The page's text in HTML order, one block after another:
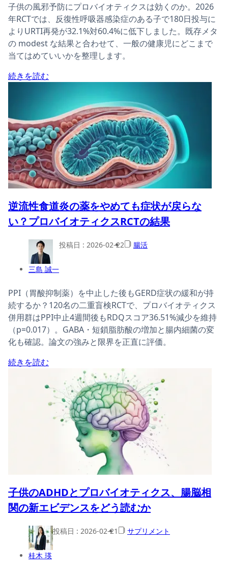
子供の風邪予防にプロバイオティクスは効くのか。2026
年RCTでは、反復性呼吸器感染症のある子で180日投与に
よりURTI再発が32.1%対60.4%に低下しました。既存メタ
の modest な結果と合わせて、一般の健康児にどこまで
当てはめていいかを整理します。
続きを読む
逆流性食道炎の薬をやめても症状が戻らな
い？プロバイオティクスRCTの結果
三島 誠一
投稿日 : 2026-02-22 腸活
PPI（胃酸抑制薬）を中止した後もGERD症状の緩和が持
続するか？120名の二重盲検RCTで、プロバイオティクス
併用群はPPI中止4週間後もRDQスコア36.51%減少を維持
（p=0.017）。GABA・短鎖脂肪酸の増加と腸内細菌の変
化も確認。論文の強みと限界を正直に評価。
続きを読む
子供のADHDとプロバイオティクス、腸脳相
関の新エビデンスをどう読むか
桂木 瑛
投稿日 : 2026-02-21 サプリメント